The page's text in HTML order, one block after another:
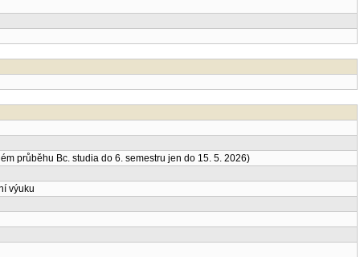
průběhu Bc. studia do 6. semestru jen do 15. 5. 2026)
výuku